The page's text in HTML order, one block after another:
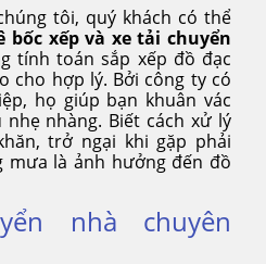
tôi, quý khách có thể
xếp và xe tải chuyển
tính toán sắp xếp đồ đạc
cho hợp lý. Bởi công ty có
họ giúp bạn khuân vác
nhàng. Biết cách xử lý
trở ngại khi gặp phải
là ảnh hưởng đến đồ
nhà chuyên